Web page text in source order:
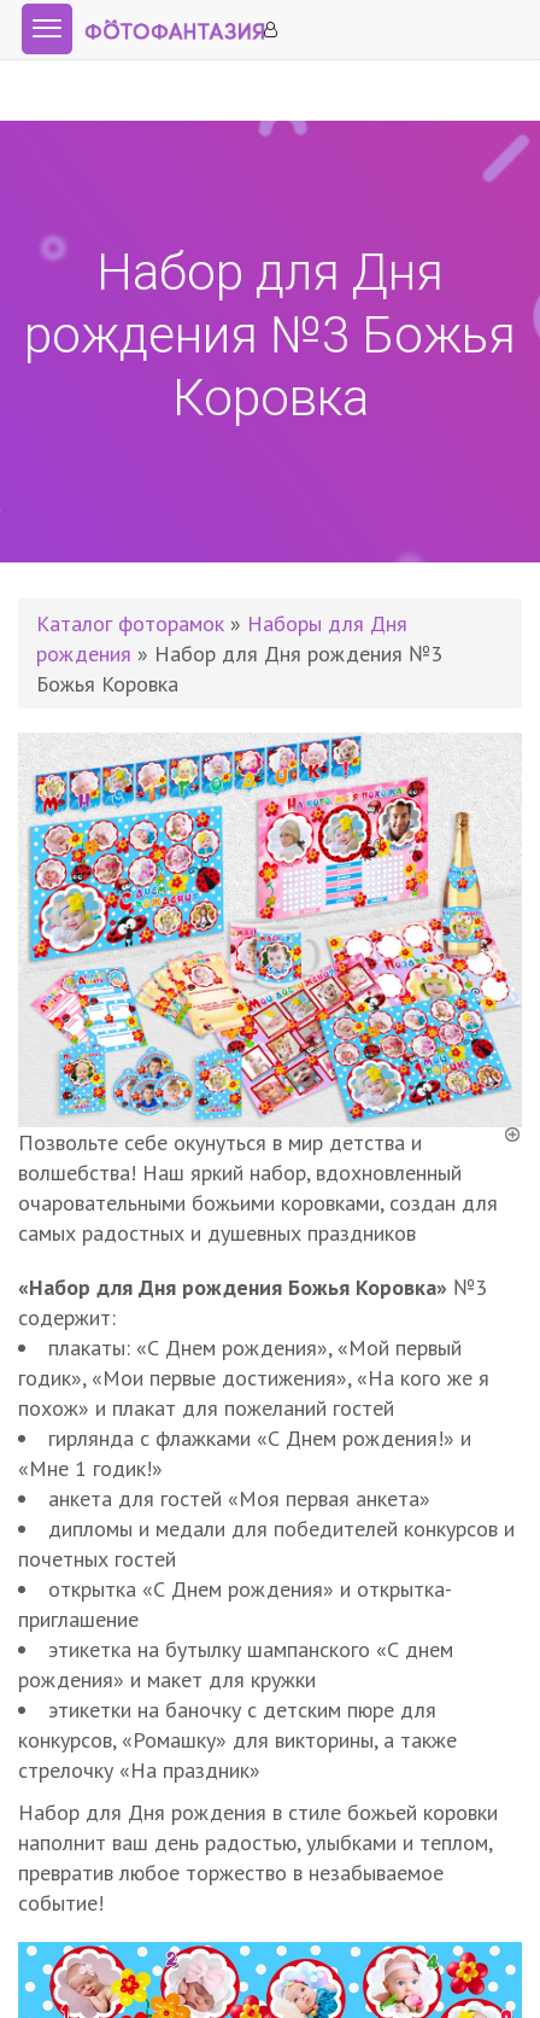
Набор для Дня
рождения №3 Божья
Коровка
Каталог фоторамок » Наборы для Дня
рождения » Набор для Дня рождения №3
Божья Коровка
Позвольте себе окунуться в мир детства и
волшебства! Наш яркий набор, вдохновленный
очаровательными божьими коровками, создан для
самых радостных и душевных праздников
«Набор для Дня рождения Божья Коровка» №3
содержит:
плакаты: «С Днем рождения», «Мой первый
годик», «Мои первые достижения», «На кого же я
похож» и плакат для пожеланий гостей
гирлянда с флажками «С Днем рождения!» и
«Мне 1 годик!»
анкета для гостей «Моя первая анкета»
дипломы и медали для победителей конкурсов и
почетных гостей
открытка «С Днем рождения» и открытка-
приглашение
этикетка на бутылку шампанского «С днем
рождения» и макет для кружки
этикетки на баночку с детским пюре для
конкурсов, «Ромашку» для викторины, а также
стрелочку «На праздник»
Набор для Дня рождения в стиле божьей коровки
наполнит ваш день радостью, улыбками и теплом,
превратив любое торжество в незабываемое
событие!